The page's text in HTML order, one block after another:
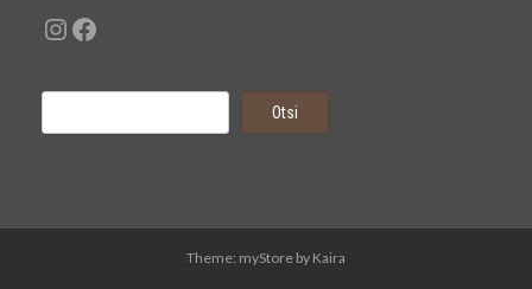
Instagram
Facebook
Otsi
Theme: myStore by Kaira